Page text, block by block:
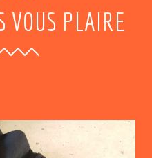
VOUS PLAIRE